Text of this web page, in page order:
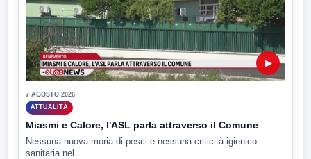
▶
7 AGOSTO 2026
ATTUALITÀ
Miasmi e Calore, l'ASL parla attraverso il Comune
Nessuna nuova moria di pesci e nessuna criticità igienico-
sanitaria nel...